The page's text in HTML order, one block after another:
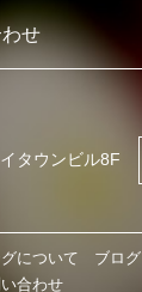
せ
タウンビル8F
について ブログ
合わせ